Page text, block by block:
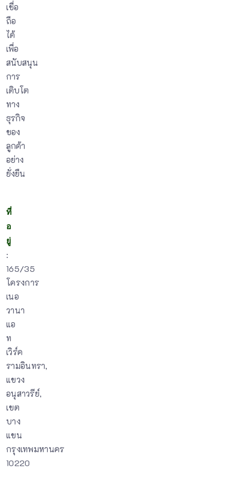
เชื่อ
ถือ
ได้
เพื่อ
สนับสนุน
การ
เติบโต
ทาง
ธุรกิจ
ของ
ลูกค้า
อย่าง
ยั่งยืน
ที่
อ
ยู่
:
165/35
โครงการ
เนอ
วานา
แอ
ท
เวิร์ค
รามอินทรา,
แขวง
อนุสาวรีย์,
เขต
บาง
แขน
กรุงเทพมหานคร
10220